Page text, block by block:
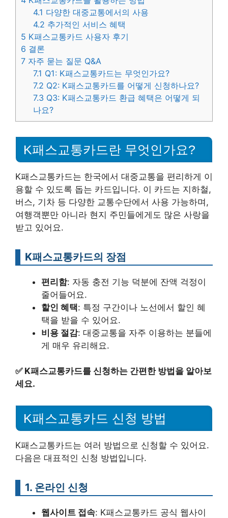
4.1 다양한 대중교통에서의 사용
4.2 추가적인 서비스 혜택
5 K패스교통카드 사용자 후기
6 결론
7 자주 묻는 질문 Q&A
7.1 Q1: K패스교통카드는 무엇인가요?
7.2 Q2: K패스교통카드를 어떻게 신청하나요?
7.3 Q3: K패스교통카드 환급 혜택은 어떻게 되
나요?
K패스교통카드란 무엇인가요?
K패스교통카드는 한국에서 대중교통을 편리하게 이
용할 수 있도록 돕는 카드입니다. 이 카드는 지하철,
버스, 기차 등 다양한 교통수단에서 사용 가능하며,
여행객뿐만 아니라 현지 주민들에게도 많은 사랑을
받고 있어요.
K패스교통카드의 장점
편리함: 자동 충전 기능 덕분에 잔액 걱정이
줄어들어요.
할인 혜택: 특정 구간이나 노선에서 할인 혜
택을 받을 수 있어요.
비용 절감: 대중교통을 자주 이용하는 분들에
게 매우 유리해요.
✅ K패스교통카드를 신청하는 간편한 방법을 알아보
세요.
K패스교통카드 신청 방법
K패스교통카드는 여러 방법으로 신청할 수 있어요.
다음은 대표적인 신청 방법입니다.
1. 온라인 신청
웹사이트 접속: K패스교통카드 공식 웹사이